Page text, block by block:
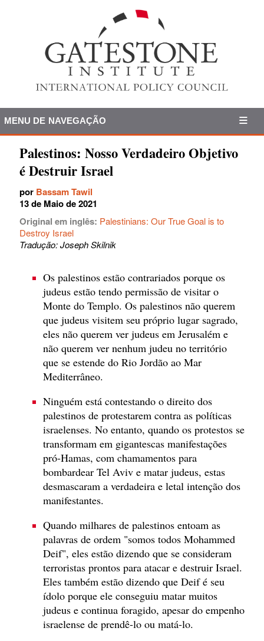
MENU DE NAVEGAÇÃO
Palestinos: Nosso Verdadeiro Objetivo
é Destruir Israel
por Bassam Tawil
13 de Maio de 2021
Original em inglês: Palestinians: Our True Goal is to
Destroy Israel
Tradução: Joseph Skilnik
Os palestinos estão contrariados porque os
judeus estão tendo permissão de visitar o
Monte do Templo. Os palestinos não querem
que judeus visitem seu próprio lugar sagrado,
eles não querem ver judeus em Jerusalém e
não querem ver nenhum judeu no território
que se estende do Rio Jordão ao Mar
Mediterrâneo.
Ninguém está contestando o direito dos
palestinos de protestarem contra as políticas
israelenses. No entanto, quando os protestos se
transformam em gigantescas manifestações
pró-Hamas, com chamamentos para
bombardear Tel Aviv e matar judeus, estas
desmascaram a verdadeira e letal intenção dos
manifestantes.
Quando milhares de palestinos entoam as
palavras de ordem "somos todos Mohammed
Deif", eles estão dizendo que se consideram
terroristas prontos para atacar e destruir Israel.
Eles também estão dizendo que Deif é seu
ídolo porque ele conseguiu matar muitos
judeus e continua foragido, apesar do empenho
israelense de prendê-lo ou matá-lo.